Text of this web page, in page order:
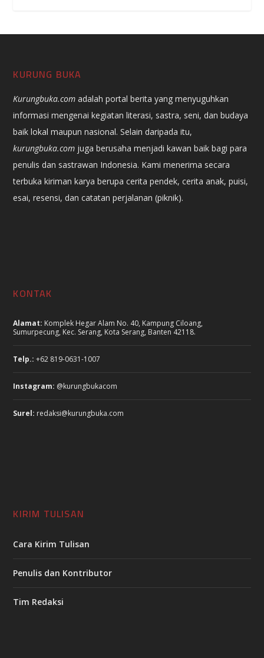
KURUNG BUKA
Kurungbuka.com adalah portal berita yang menyuguhkan
informasi mengenai kegiatan literasi, sastra, seni, dan budaya
baik lokal maupun nasional. Selain daripada itu,
kurungbuka.com juga berusaha menjadi kawan baik bagi para
penulis dan sastrawan Indonesia. Kami menerima secara
terbuka kiriman karya berupa cerita pendek, cerita anak, puisi,
esai, resensi, dan catatan perjalanan (piknik).
KONTAK
Alamat: Komplek Hegar Alam No. 40, Kampung Ciloang,
Sumurpecung, Kec. Serang, Kota Serang, Banten 42118.
Telp.: +62 819-0631-1007
Instagram: @kurungbukacom
Surel: redaksi@kurungbuka.com
KIRIM TULISAN
Cara Kirim Tulisan
Penulis dan Kontributor
Tim Redaksi